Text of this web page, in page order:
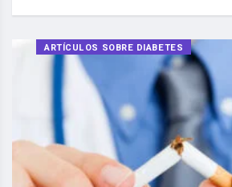
ARTÍCULOS SOBRE DIABETES